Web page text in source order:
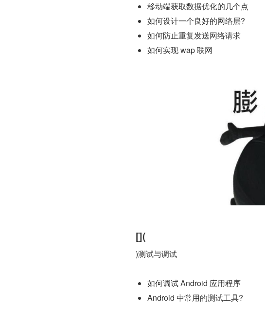
移动端获取数据优化的几个点
如何设计一个良好的网络层?
如何防止重复发送网络请求
如何实现 wap 联网
[](
)测试与调试
如何调试 Android 应用程序
Android 中常用的测试工具?